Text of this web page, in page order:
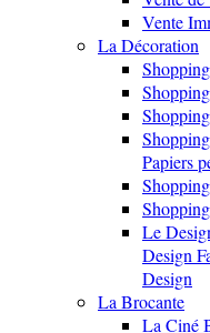
Vente
La Décoration
Papiers
Le
Design
Design
La Brocante
La Ciné